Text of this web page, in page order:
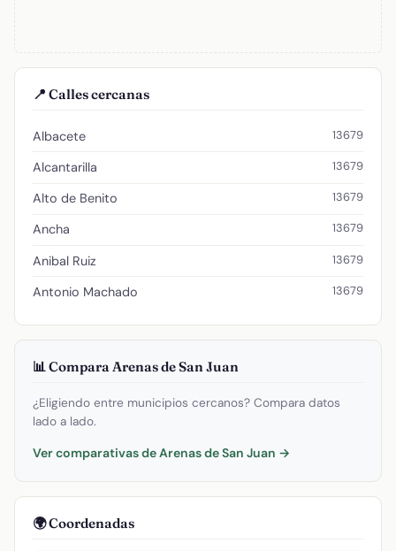
📍 Calles cercanas
Albacete 13679
Alcantarilla 13679
Alto de Benito 13679
Ancha 13679
Anibal Ruiz 13679
Antonio Machado 13679
📊 Compara Arenas de San Juan
¿Eligiendo entre municipios cercanos? Compara datos
lado a lado.
Ver comparativas de Arenas de San Juan →
🌍 Coordenadas